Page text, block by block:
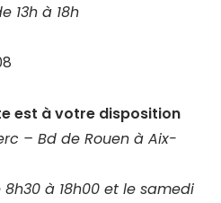
13h à 18h
est à votre disposition
– Bd de Rouen à Aix-
à 18h00 et le samedi